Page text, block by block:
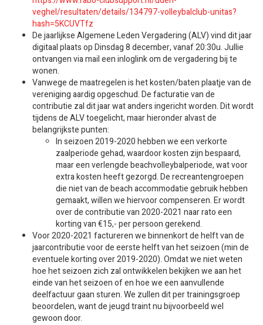
veghel/resultaten/details/134797-volleybalclub-unitas?
hash=5KCUVTfz
De jaarlijkse Algemene Leden Vergadering (ALV) vind dit jaar
digitaal plaats op Dinsdag 8 december, vanaf 20:30u. Jullie
ontvangen via mail een inloglink om de vergadering bij te
wonen.
Vanwege de maatregelen is het kosten/baten plaatje van de
vereniging aardig opgeschud. De facturatie van de
contributie zal dit jaar wat anders ingericht worden. Dit wordt
tijdens de ALV toegelicht, maar hieronder alvast de
belangrijkste punten:
In seizoen 2019-2020 hebben we een verkorte
zaalperiode gehad, waardoor kosten zijn bespaard,
maar een verlengde beachvolleybalperiode, wat voor
extra kosten heeft gezorgd. De recreantengroepen
die niet van de beach accommodatie gebruik hebben
gemaakt, willen we hiervoor compenseren. Er wordt
over de contributie van 2020-2021 naar rato een
korting van €15,- per persoon gerekend.
Voor 2020-2021 factureren we binnenkort de helft van de
jaarcontributie voor de eerste helft van het seizoen (min de
eventuele korting over 2019-2020). Omdat we niet weten
hoe het seizoen zich zal ontwikkelen bekijken we aan het
einde van het seizoen of en hoe we een aanvullende
deelfactuur gaan sturen. We zullen dit per trainingsgroep
beoordelen, want de jeugd traint nu bijvoorbeeld wel
gewoon door.